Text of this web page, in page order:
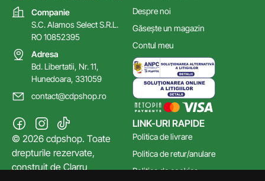
LINK-URI RAPIDE
Politica de livrare
Politica de retur/anulare
Politica de cookies
Despre noi
Găsește un magazin
Contul meu
Companie
S.C. Alamos Select S.R.L.
RO 10852395
Adresa
Bd. Libertatii, Nr. 11,
Hunedoara, 331059
contact@cdpshop.ro
© 2026 cdpshop. Toate
drepturile rezervate,
construit de Clarru